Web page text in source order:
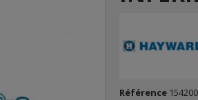
Référence